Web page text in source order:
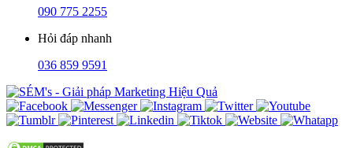
090 775 2255
Hỏi đáp nhanh
036 859 9591